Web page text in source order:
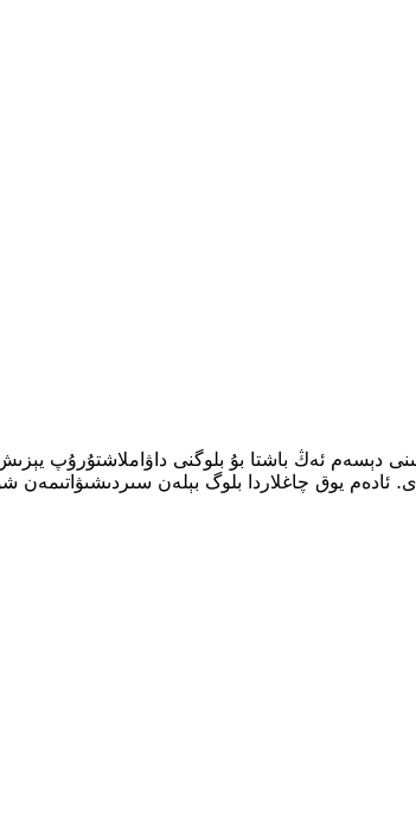
دېسەم ئەڭ باشتا بۇ بلوگنى داۋاملاشتۇرۇپ
ئادەم يوق چاغلاردا بلوگ بېلەن سىردىشىۋاتىمەن